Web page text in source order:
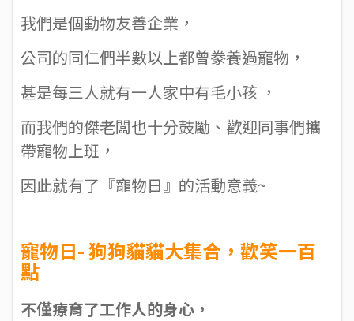
我們是個動物友善企業，
公司的同仁們半數以上都曾豢養過寵物，
甚是每三人就有一人家中有毛小孩 ，
而我們的傑老闆也十分鼓勵、歡迎同事們攜
帶寵物上班，
因此就有了『寵物日』的活動意義~
寵物日- 狗狗貓貓大集合，歡笑一百
點
不僅療育了工作人的身心，